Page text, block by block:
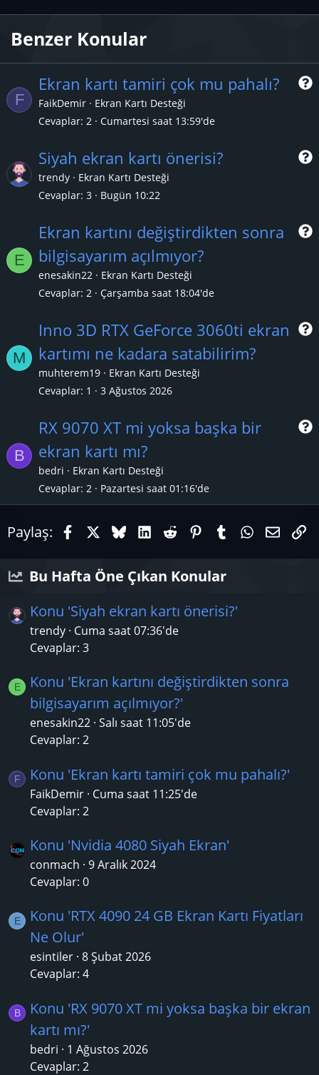
Benzer Konular
F
S
Ekran kartı tamiri çok mu pahalı?
FaikDemir
Ekran Kartı Desteği
Cevaplar 2 Cumartesi saat 13:59'de
S
Siyah ekran kartı önerisi?
trendy
Ekran Kartı Desteği
Cevaplar 3 Bugün 10:22
E
S
Ekran kartını değiştirdikten sonra
bilgisayarım açılmıyor?
enesakin22
Ekran Kartı Desteği
Cevaplar 2 Çarşamba saat 18:04'de
M
S
Inno 3D RTX GeForce 3060ti ekran
kartımı ne kadara satabilirim?
muhterem19
Ekran Kartı Desteği
Cevaplar 1 3 Ağustos 2026
B
S
RX 9070 XT mi yoksa başka bir
ekran kartı mı?
bedri
Ekran Kartı Desteği
Cevaplar 2 Pazartesi saat 01:16'de
Paylaş: FacebookX (Twitter)
BlueskyLinkedIn
RedditPinterestTumblrE-
Bu Hafta Öne Çıkan Konular
Konu 'Siyah ekran kartı önerisi?'
trendy Cuma saat 07:36'de
Cevaplar: 3
E
Konu 'Ekran kartını değiştirdikten sonra
bilgisayarım açılmıyor?'
enesakin22 Salı saat 11:05'de
Cevaplar: 2
F Konu 'Ekran kartı tamiri çok mu pahalı?'
FaikDemir Cuma saat 11:25'de
Cevaplar: 2
Konu 'Nvidia 4080 Siyah Ekran'
conmach 9 Aralık 2024
Cevaplar: 0
E
Konu 'RTX 4090 24 GB Ekran Kartı Fiyatları
Ne Olur'
esintiler 8 Şubat 2026
Cevaplar: 4
B
Konu 'RX 9070 XT mi yoksa başka bir ekran
kartı mı?'
bedri
1 Ağustos 2026
Cevaplar: 2